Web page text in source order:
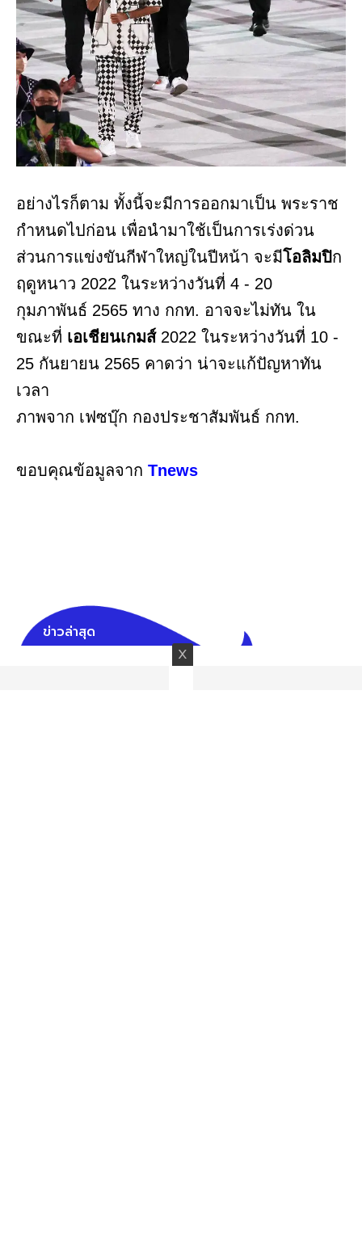
อย่างไรก็ตาม ทั้งนี้จะมีการออกมาเป็น พระราช
กำหนดไปก่อน เพื่อนำมาใช้เป็นการเร่งด่วน
ส่วนการแข่งขันกีฬาใหญ่ในปีหน้า จะมีโอลิมปิก
ฤดูหนาว 2022 ในระหว่างวันที่ 4 - 20
กุมภาพันธ์ 2565 ทาง กกท. อาจจะไม่ทัน ใน
ขณะที่ เอเชียนเกมส์2022 ในระหว่างวันที่ 10 -
25 กันยายน 2565 คาดว่า น่าจะแก้ปัญหาทัน
เวลา
ภาพจาก เฟซบุ๊ก กองประชาสัมพันธ์ กกท.
ขอบคุณข้อมูลจาก Tnews
ข่าวล่าสุด